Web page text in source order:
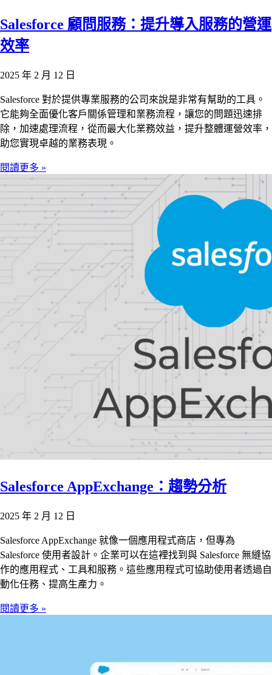
Salesforce 顧問服務：提升導入服務的營運
效率
2025 年 2 月 12 日
Salesforce 對於提供專業服務的公司來說是非常有幫助的工具。
它能夠全面優化客戶關係管理和業務流程，讓您的問題迅速排
除，加速處理流程，從而最大化業務效益，提升整體運營效率，
助您實現卓越的業務表現。
閱讀更多 »
Salesforce AppExchange：趨勢分析
2025 年 2 月 12 日
Salesforce AppExchange 就像一個應用程式商店，但專為
Salesforce 使用者設計。企業可以在這裡找到與 Salesforce 無縫協
作的應用程式、工具和服務。這些應用程式可協助使用者透過自
動化任務、提高生產力。
閱讀更多 »